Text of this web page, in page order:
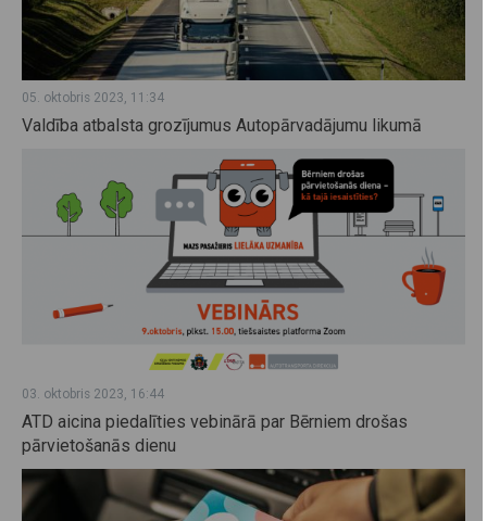
05. oktobris 2023, 11:34
Valdība atbalsta grozījumus Autopārvadājumu likumā
03. oktobris 2023, 16:44
ATD aicina piedalīties vebinārā par Bērniem drošas
pārvietošanās dienu